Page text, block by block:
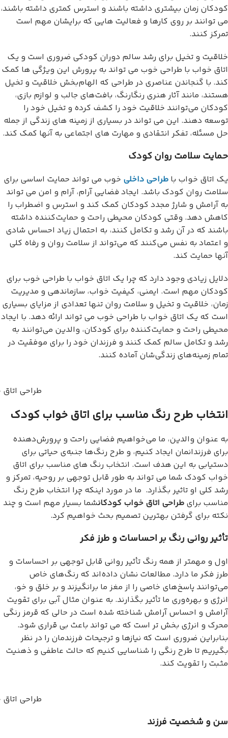
کودکان زمان بیشتری داشته باشند و استرس کمتری داشته باشند،
می توانند بر روی کارها و فعالیت هایی که برایشان مهم است
تمرکز کنند.
خلاقیت و تخیل برای رشد سالم دوران کودکی ضروری است و یک
اتاق خواب با طراحی خوب می تواند به پرورش این ویژگی ها کمک
کند. با گنجاندن عناصری در طراحی که الهام‌بخش خلاقیت و تخیل
هستند، مانند آثار هنری رنگارنگ، بافت‌های جالب و لوازم بازی،
کودکان می‌توانند خلاقیت خود را کشف کرده و تخیل خود را
توسعه دهند. این می تواند در بسیاری از زمینه های زندگی از جمله
حل مسئله، تفکر انتقادی و مهارت های اجتماعی به آنها کمک کند.
حمایت سلامت روان کودک
یک اتاق خواب با طراحی داخلی خوب می تواند حمایت اساسی برای
سلامت روان کودک باشد. ایجاد فضایی آرام، آرام و امن می تواند
به آرامش و شارژ مجدد کودکان کمک کند و استرس و اضطراب را
کاهش دهد. وقتی کودکان محیطی راحت و حمایت‌کننده داشته
باشند که در آن رشد و تکامل کنند، به احتمال زیاد احساس شادی
و اعتماد به نفس می‌کنند که می‌تواند از سلامت روان و رفاه کلی
آنها حمایت کند.
دلایل زیادی وجود دارد که چرا یک اتاق خواب با طراحی خوب برای
کودکان مهم است. ایمنی، کیفیت خواب، سازماندهی و مدیریت
زمان، خلاقیت و تخیل و سلامت روان تنها تعدادی از مزایای بسیاری
است که یک اتاق خواب با طراحی خوب می تواند ارائه دهد. با ایجاد
محیطی راحت و حمایت‌کننده برای کودکان، والدین می‌توانند به
رشد و تکامل سالم کمک کنند و فرزندان خود را برای موفقیت در
تمام زمینه‌های زندگی‌شان آماده کنند.
طراحی
انتخاب طرح رنگ مناسب برای اتاق خواب کودک
به عنوان والدین، ما می‌خواهیم فضایی راحت و پرورش‌دهنده
برای فرزندانمان ایجاد کنیم، و طرح رنگ‌ها جنبه‌ی حیاتی برای
دستیابی به این هدف است. انتخاب رنگ های مناسب برای اتاق
خواب کودک شما می تواند به طور قابل توجهی بر روحیه، تمرکز و
رشد کلی او تاثیر بگذارد. ما در مورد اینکه چرا انتخاب طرح رنگ
مناسب برای طراحی اتاق خواب کودکانشما بسیار مهم است و چند
نکته برای گرفتن بهترین تصمیم بحث خواهیم کرد.
تأثیر روانی رنگ بر احساسات و طرز فکر
اول و مهمتر از همه رنگ تأثیر روانی قابل توجهی بر احساسات و
طرز فکر ما دارد. مطالعات نشان داده‌اند که رنگ‌های خاص
می‌توانند پاسخ‌های خاصی را از مغز ما برانگیزند و بر خلق و خو،
انرژی و بهره‌وری ما تأثیر بگذارند. به عنوان مثال آبی برای تقویت
آرامش و احساس آرامش شناخته شده است در حالی که قرمز رنگی
محرک و انرژی بخش تر است که می تواند باعث بی قراری شود.
بنابراین ضروری است که نیازها و ترجیحات فرزندمان را در نظر
بگیریم تا طرح رنگی را شناسایی کنیم که حالت عاطفی و ذهنیت
مثبت را تقویت کند.
طراحی
سن و شخصیت فرزند